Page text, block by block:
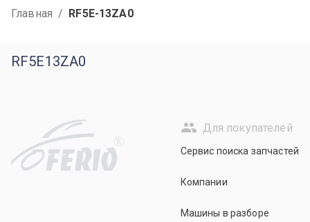
Главная / RF5E-13ZA0
RF5E13ZA0
R
Для покупателей
Сервис поиска запчастей
Компании
Машины в разборе